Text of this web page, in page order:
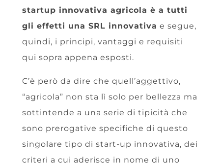
startup innovativa agricola è a tutti
gli effetti una SRL innovativa e segue,
quindi, i principi, vantaggi e requisiti
qui sopra appena esposti.
C’è però da dire che quell’aggettivo,
“agricola” non sta lì solo per bellezza ma
sottintende a una serie di tipicità che
sono prerogative specifiche di questo
singolare tipo di start-up innovativa, dei
criteri a cui aderisce in nome di uno